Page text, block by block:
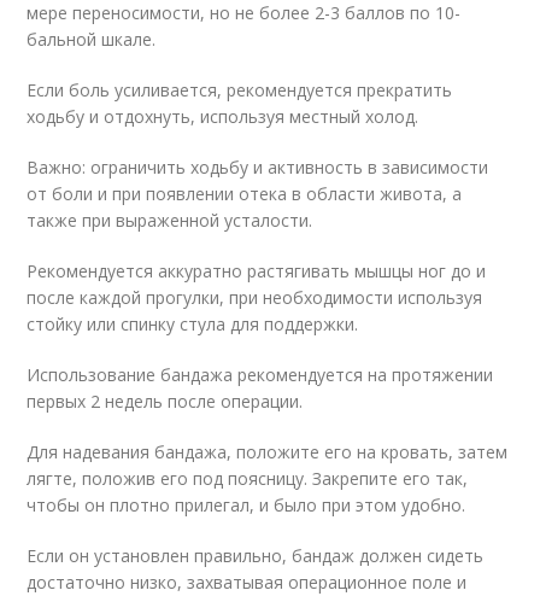
мере переносимости, но не более 2-3 баллов по 10-
бальной шкале.
Если боль усиливается, рекомендуется прекратить
ходьбу и отдохнуть, используя местный холод.
Важно: ограничить ходьбу и активность в зависимости
от боли и при появлении отека в области живота, а
также при выраженной усталости.
Рекомендуется аккуратно растягивать мышцы ног до и
после каждой прогулки, при необходимости используя
стойку или спинку стула для поддержки.
Использование бандажа рекомендуется на протяжении
первых 2 недель после операции.
Для надевания бандажа, положите его на кровать, затем
лягте, положив его под поясницу. Закрепите его так,
чтобы он плотно прилегал, и было при этом удобно.
Если он установлен правильно, бандаж должен сидеть
достаточно низко, захватывая операционное поле и